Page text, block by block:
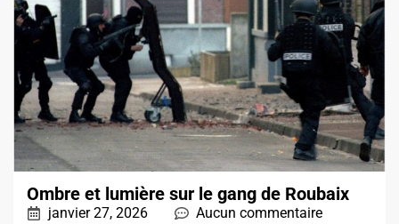
Ombre et lumière sur le gang de Roubaix
janvier 27, 2026 Aucun commentaire